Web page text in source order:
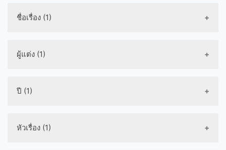
ชื่อเรื่อง (1)
ผู้แต่ง (1)
ปี (1)
หัวเรื่อง (1)